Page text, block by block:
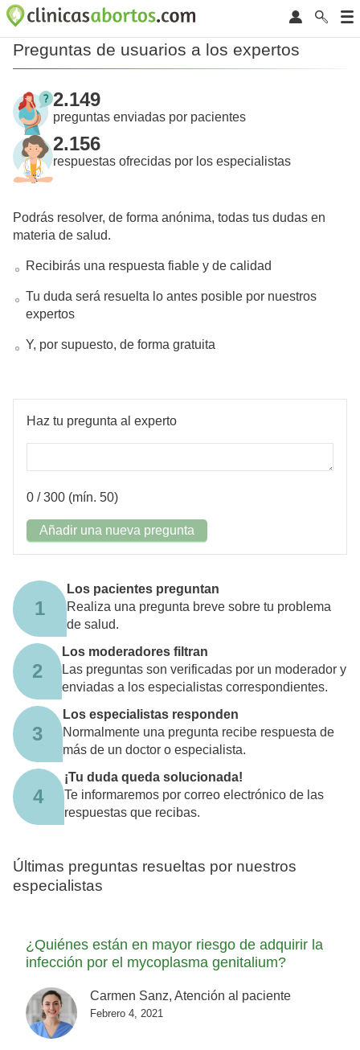
Preguntas de usuarios a los expertos
2.149
preguntas enviadas por pacientes
2.156
respuestas ofrecidas por los especialistas
Podrás resolver, de forma anónima, todas tus dudas en
materia de salud.
Recibirás una respuesta fiable y de calidad
Tu duda será resuelta lo antes posible por nuestros
expertos
Y, por supuesto, de forma gratuita
Haz tu pregunta al experto
0 / 300 (mín. 50)
Añadir una nueva pregunta
1
Los pacientes preguntan
Realiza una pregunta breve sobre tu problema
de salud.
2
Los moderadores filtran
Las preguntas son verificadas por un moderador y
enviadas a los especialistas correspondientes.
3
Los especialistas responden
Normalmente una pregunta recibe respuesta de
más de un doctor o especialista.
4
¡Tu duda queda solucionada!
Te informaremos por correo electrónico de las
respuestas que recibas.
Últimas preguntas resueltas por nuestros
especialistas
¿Quiénes están en mayor riesgo de adquirir la
infección por el mycoplasma genitalium?
Carmen Sanz, Atención al paciente
Febrero 4, 2021